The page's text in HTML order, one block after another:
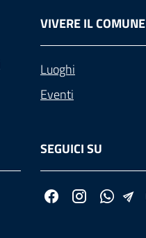
VIVERE IL COMUNE
Luoghi
Eventi
SEGUICI SU